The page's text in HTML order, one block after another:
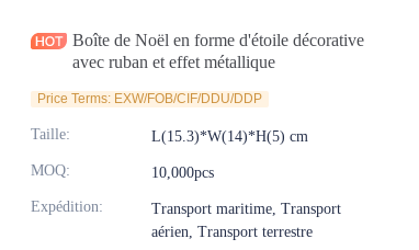
Boîte de Noël en forme d'étoile décorative
avec ruban et effet métallique
Price Terms: EXW/FOB/CIF/DDU/DDP
Taille: L(15.3)*W(14)*H(5) cm
MOQ: 10,000pcs
Expédition:
Transport maritime, Transport
aérien, Transport terrestre